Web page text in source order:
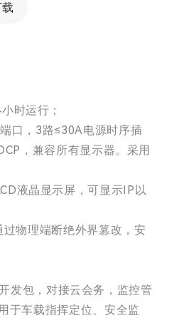
时运行；
口，3路≤30A电源时序插
，兼容所有显示器。采用
液晶显示屏，可显示IP以
物理端断绝外界篡改，安
发包，对接云会务，监控管
于车载指挥定位、安全监